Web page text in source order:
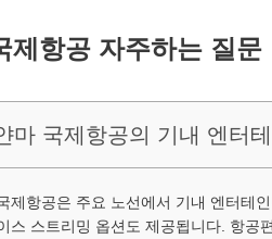
제항공 자주하는 질문
마 국제항공의 기내 엔터
제항공은 주요 노선에서 기내 엔터테
스 스트리밍 옵션도 제공됩니다. 항공